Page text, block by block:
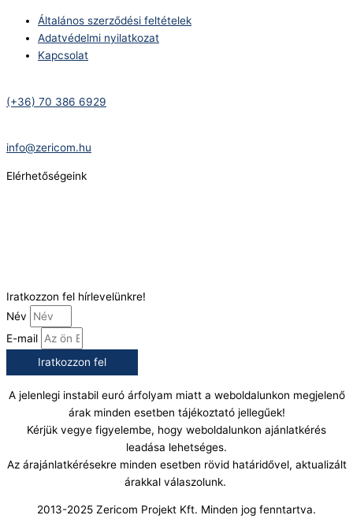
Általános szerződési feltételek
Adatvédelmi nyilatkozat
Kapcsolat
(+36) 70 386 6929
info@zericom.hu
Elérhetőségeink
Iratkozzon fel hírlevelünkre!
Név
E-mail
Iratkozzon fel
A jelenlegi instabil euró árfolyam miatt a weboldalunkon megjelenő
árak minden esetben tájékoztató jellegűek!
Kérjük vegye figyelembe, hogy weboldalunkon ajánlatkérés
leadása lehetséges.
Az árajánlatkérésekre minden esetben rövid határidővel, aktualizált
árakkal válaszolunk.
2013-2025 Zericom Projekt Kft. Minden jog fenntartva.